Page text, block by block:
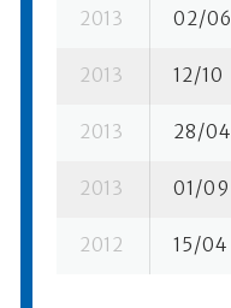
2013 02/06
2013 12/10
2013 28/04
2013 01/09
2012 15/04